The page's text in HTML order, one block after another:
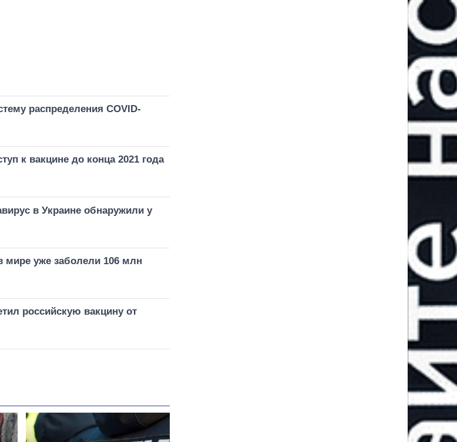
распределения COVID-
к вакцине до конца 2021 года
в Украине обнаружили у
мире уже заболели 106 млн
российскую вакцину от